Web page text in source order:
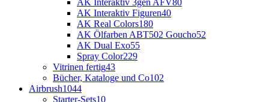
AK Interaktiv Figuren40
AK Real Colors180
AK Ölfarben ABT502 Goucho52
AK Dual Exo55
Spray Color229
Vitrinen fertig43
Bücher, Kataloge und Co102
Airbrush1044
Starter-Sets10